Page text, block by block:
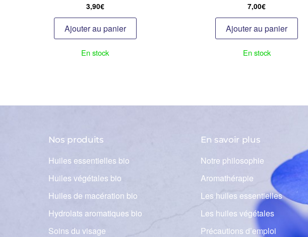
3,90€
Ajouter au panier
En stock
7,00€
Ajouter au panier
En stock
Nos produits
Huiles essentielles bio
Huiles végétales bio
Huiles de macération bio
Hydrolats aromatiques bio
Soins du visage
En savoir plus
Notre philosophie
Aromathérapie
Les huiles essentielles
Les huiles végétales
Précautions d’emploi